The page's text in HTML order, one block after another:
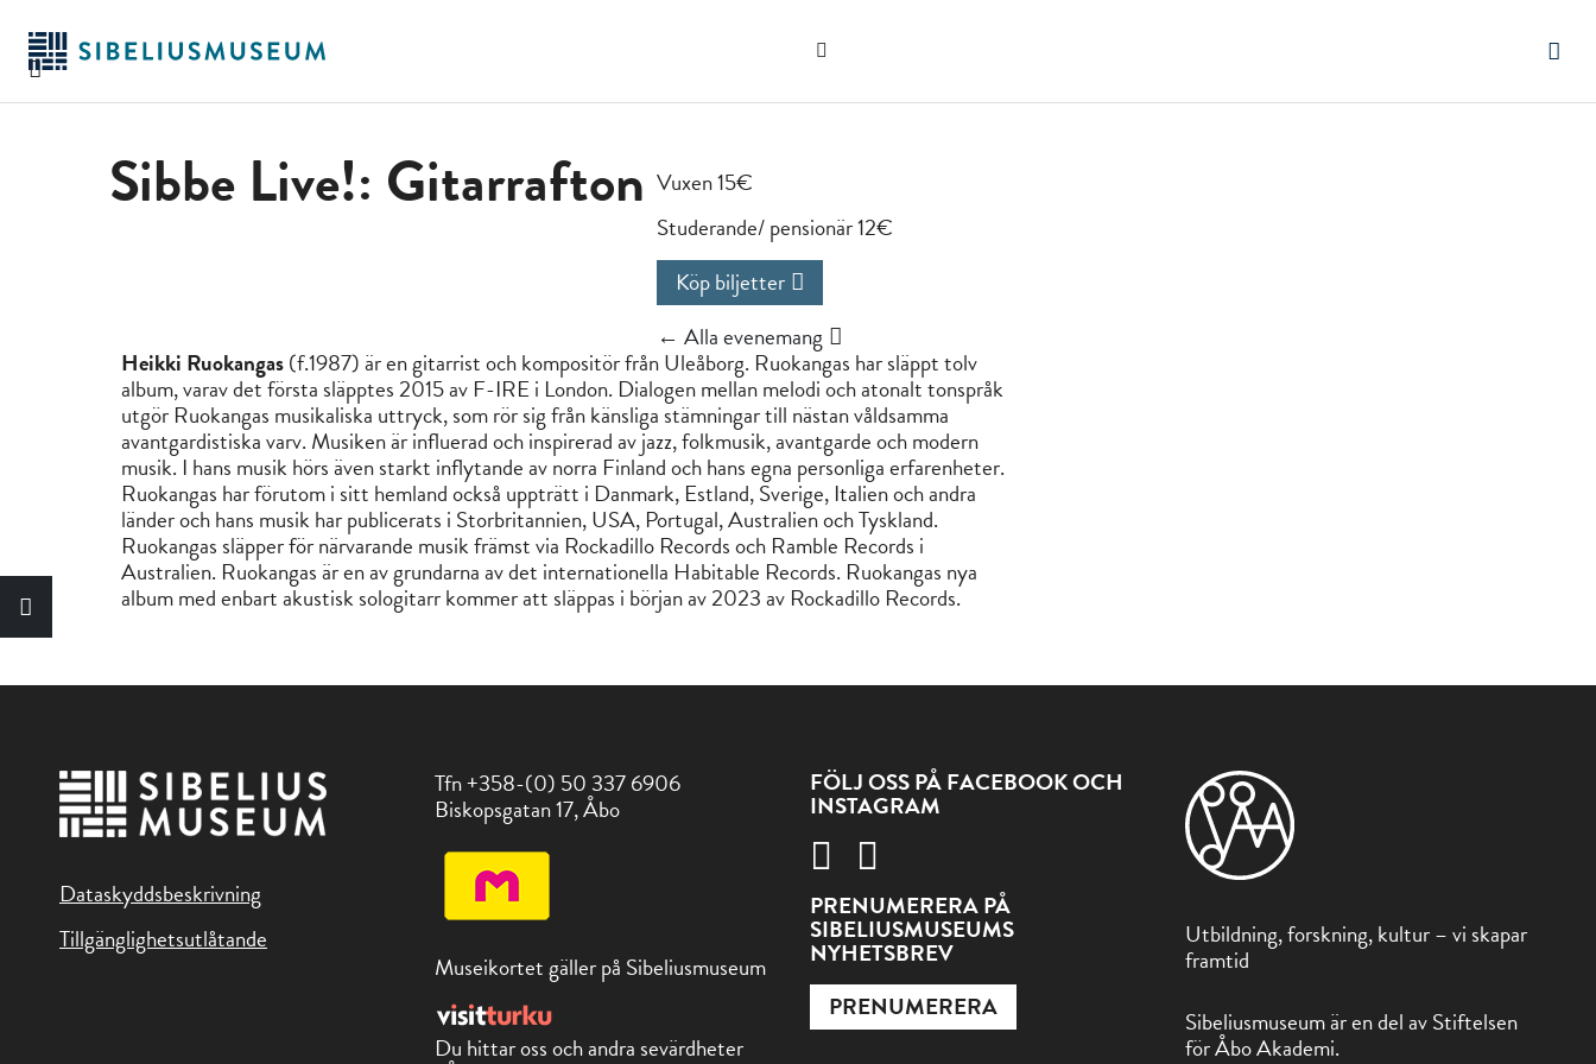
huvudinnehållet
Sök
webbplatsen
Sibbe Live!: Gitarrafton Vuxen 15€
Studerande/ pensionär 12€
Köp biljetter
← Alla evenemang
Heikki Ruokangas(f.1987) är en gitarrist och kompositör från Uleåborg. Ruokangas har släppt tolv
album, varav det första släpptes 2015 av F-IRE i London. Dialogen mellan melodi och atonalt tonspråk
utgör Ruokangas musikaliska uttryck, som rör sig från känsliga stämningar till nästan våldsamma
avantgardistiska varv. Musiken är influerad och inspirerad av jazz, folkmusik, avantgarde och modern
musik. I hans musik hörs även starkt inflytande av norra Finland och hans egna personliga erfarenheter.
Ruokangas har förutom i sitt hemland också uppträtt i Danmark, Estland, Sverige, Italien och andra
länder och hans musik har publicerats i Storbritannien, USA, Portugal, Australien och Tyskland.
Ruokangas släpper för närvarande musik främst via Rockadillo Records och Ramble Records i
Australien. Ruokangas är en av grundarna av det internationella Habitable Records. Ruokangas nya
album med enbart akustisk sologitarr kommer att släppas i början av 2023 av Rockadillo Records.
Dataskyddsbeskrivning
Tillgänglighetsutlåtande
Tfn +358-(0) 50 337 6906
Biskopsgatan 17, Åbo
Museikortet gäller på Sibeliusmuseum
Du hittar oss och andra sevärdheter
FÖLJ OSS PÅ FACEBOOK OCH
INSTAGRAM
PRENUMERERA PÅ
SIBELIUSMUSEUMS
NYHETSBREV
PRENUMERERA
Utbildning, forskning, kultur – vi skapar
framtid
Sibeliusmuseum är en del av Stiftelsen
för Åbo Akademi.